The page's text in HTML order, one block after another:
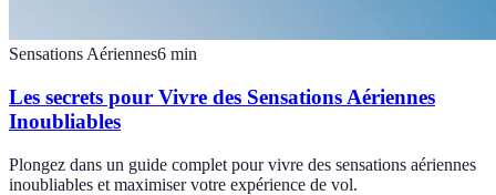
Sensations Aériennes6 min
Les secrets pour Vivre des Sensations Aériennes
Inoubliables
Plongez dans un guide complet pour vivre des sensations aériennes
inoubliables et maximiser votre expérience de vol.